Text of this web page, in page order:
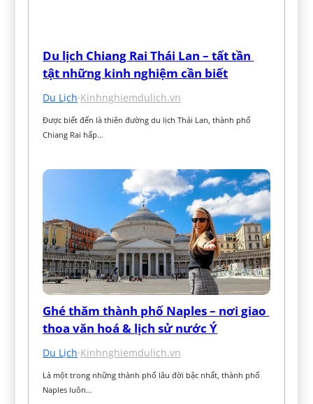
Du lịch Chiang Rai Thái Lan – tất tần
tật những kinh nghiệm cần biết
Du Lịch·Kinhnghiemdulich.vn
Được biết đến là thiên đường du lịch Thái Lan, thành phố
Chiang Rai hấp…
Ghé thăm thành phố Naples – nơi giao
thoa văn hoá & lịch sử nước Ý
Du Lịch·Kinhnghiemdulich.vn
Là một trong những thành phố lâu đời bậc nhất, thành phố
Naples luôn…